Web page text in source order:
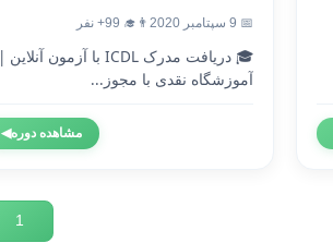
📅 9 سپتامبر 2020 👨‍🎓 99+ نفر
🎓 دریافت مدرک ICDL با آزمون آنلاین |
آموزشگاه نقدی با مجوز...
مشاهده دوره◀
1